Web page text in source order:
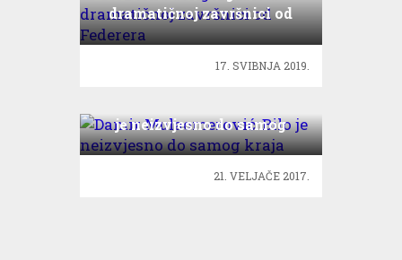
dramatičnoj završnici od
Federera
17. SVIBNJA 2019.
je neizvjesno do samog
kraja
21. VELJAČE 2017.